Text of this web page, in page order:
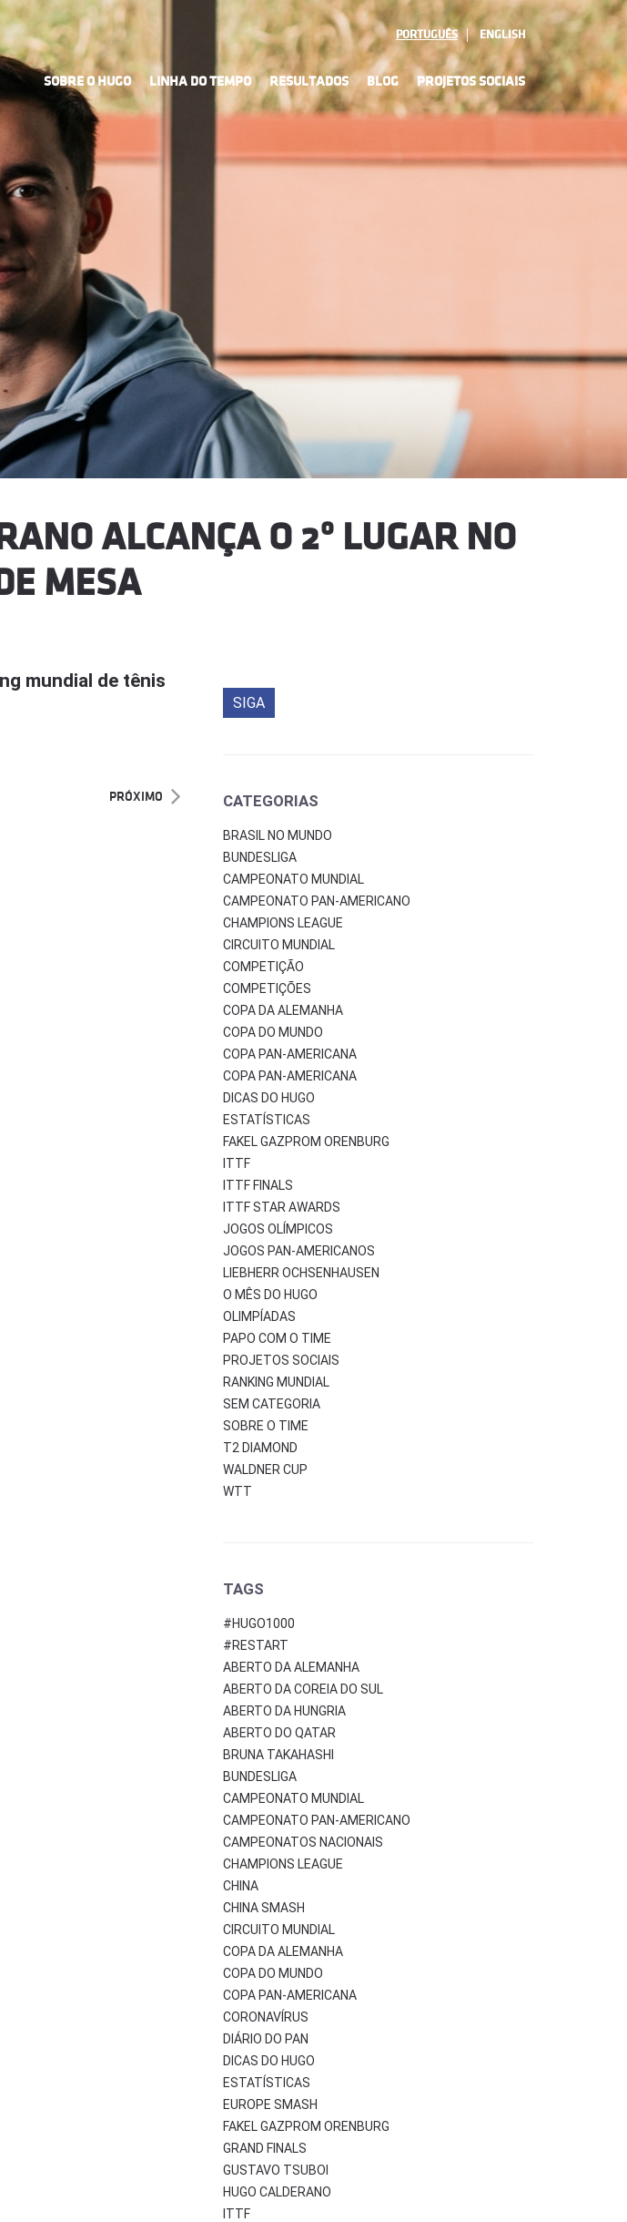
PORTUGUÊS ENGLISH
SOBRE O HUGO LINHA DO TEMPO RESULTADOS BLOG PROJETOS SOCIAIS
ALCANÇA O 2º LUGAR NO
MESA
mundial de tênis
PRÓXIMO
SIGA
CATEGORIAS
BRASIL NO MUNDO
BUNDESLIGA
CAMPEONATO MUNDIAL
CAMPEONATO PAN-AMERICANO
CHAMPIONS LEAGUE
CIRCUITO MUNDIAL
COMPETIÇÃO
COMPETIÇÕES
COPA DA ALEMANHA
COPA DO MUNDO
COPA PAN-AMERICANA
COPA PAN-AMERICANA
DICAS DO HUGO
ESTATÍSTICAS
FAKEL GAZPROM ORENBURG
ITTF
ITTF FINALS
ITTF STAR AWARDS
JOGOS OLÍMPICOS
JOGOS PAN-AMERICANOS
LIEBHERR OCHSENHAUSEN
O MÊS DO HUGO
OLIMPÍADAS
PAPO COM O TIME
PROJETOS SOCIAIS
RANKING MUNDIAL
SEM CATEGORIA
SOBRE O TIME
T2 DIAMOND
WALDNER CUP
WTT
TAGS
#HUGO1000
#RESTART
ABERTO DA ALEMANHA
ABERTO DA COREIA DO SUL
ABERTO DA HUNGRIA
ABERTO DO QATAR
BRUNA TAKAHASHI
BUNDESLIGA
CAMPEONATO MUNDIAL
CAMPEONATO PAN-AMERICANO
CAMPEONATOS NACIONAIS
CHAMPIONS LEAGUE
CHINA
CHINA SMASH
CIRCUITO MUNDIAL
COPA DA ALEMANHA
COPA DO MUNDO
COPA PAN-AMERICANA
CORONAVÍRUS
DIÁRIO DO PAN
DICAS DO HUGO
ESTATÍSTICAS
EUROPE SMASH
FAKEL GAZPROM ORENBURG
GRAND FINALS
GUSTAVO TSUBOI
HUGO CALDERANO
ITTF